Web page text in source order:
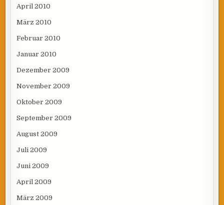
April 2010
März 2010
Februar 2010
Januar 2010
Dezember 2009
November 2009
Oktober 2009
September 2009
August 2009
Juli 2009
Juni 2009
April 2009
März 2009